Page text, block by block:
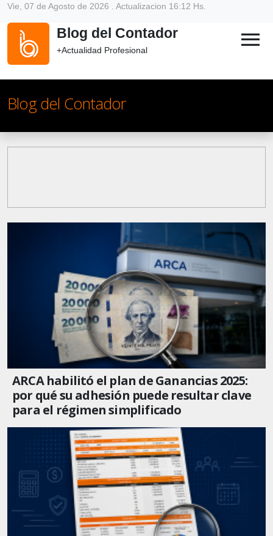
Vie, 07 de Agosto de 2026 . Actualizacion 16:12 Hs.
Blog del Contador
+Actualidad Profesional menu
Blog del Contador
ARCA habilitó el plan de Ganancias 2025:
por qué su adhesión puede resultar clave
para el régimen simplificado